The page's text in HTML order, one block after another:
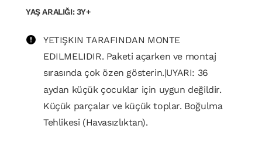
YAŞ ARALIĞI: 3Y+
YETIŞKIN TARAFINDAN MONTE
EDILMELIDIR. Paketi açarken ve montaj
sırasında çok özen gösterin.|UYARI: 36
aydan küçük çocuklar için uygun değildir.
Küçük parçalar ve küçük toplar. Boğulma
Tehlikesi (Havasızlıktan).